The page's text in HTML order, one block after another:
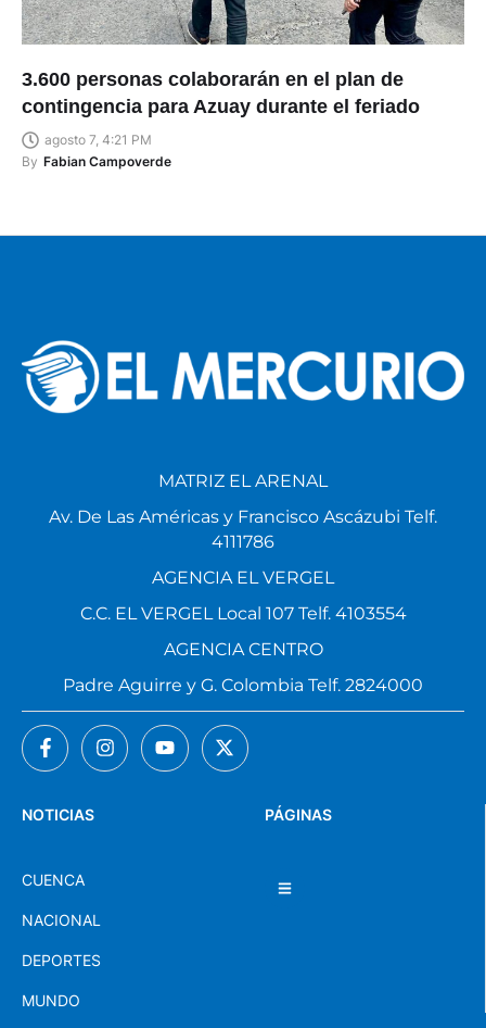
3.600 personas colaborarán en el plan de
contingencia para Azuay durante el feriado
agosto 7, 4:21 PM
By Fabian Campoverde
PÁGINAS
NOTICIAS
CUENCA
NACIONAL
DEPORTES
MUNDO
MATRIZ EL ARENAL
Av. De Las Américas y Francisco Ascázubi Telf.
4111786
AGENCIA EL VERGEL
C.C. EL VERGEL Local 107 Telf. 4103554
AGENCIA CENTRO
Padre Aguirre y G. Colombia Telf. 2824000